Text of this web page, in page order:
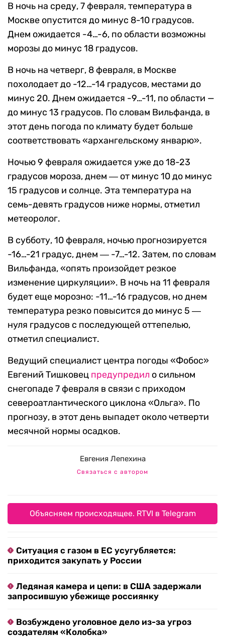
В ночь на среду, 7 февраля, температура в
Москве опустится до минус 8-10 градусов.
Днем ожидается -4…-6, по области возможны
морозы до минус 18 градусов.
В ночь на четверг, 8 февраля, в Москве
похолодает до -12…-14 градусов, местами до
минус 20. Днем ожидается -9…-11, по области —
до минус 13 градусов. По словам Вильфанда, в
этот день погода по климату будет больше
соответствовать «архангельскому январю».
Ночью 9 февраля ожидается уже до 18-23
градусов мороза, днем ― от минус 10 до минус
15 градусов и солнце. Эта температура на
семь-девять градусов ниже нормы, отметил
метеоролог.
В субботу, 10 февраля, ночью прогнозируется
-16…-21 градус, днем ― -7…-12. Затем, по словам
Вильфанда, «опять произойдет резкое
изменение циркуляции». В ночь на 11 февраля
будет еще морозно: -11…-16 градусов, но днем
температура резко повысится до минус 5 ―
нуля градусов с последующей оттепелью,
отметил специалист.
Ведущий специалист центра погоды «Фобос»
Евгений Тишковец предупредил о сильном
снегопаде 7 февраля в связи с приходом
североатлантического циклона «Ольга». По
прогнозу, в этот день выпадет около четверти
месячной нормы осадков.
Евгения Лепехина
Связаться с автором
Объясняем происходящее. RTVI в Telegram
Ситуация с газом в ЕС усугубляется:
приходится закупать у России
Ледяная камера и цепи: в США задержали
запросившую убежище россиянку
Возбуждено уголовное дело из-за угроз
создателям «Колобка»